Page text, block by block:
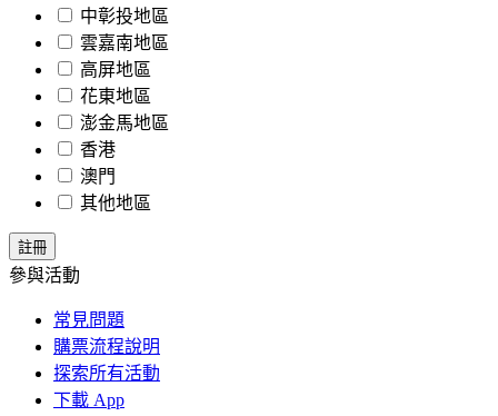
中彰投地區
雲嘉南地區
高屏地區
花東地區
澎金馬地區
香港
澳門
其他地區
參與活動
常見問題
購票流程說明
探索所有活動
下載 App